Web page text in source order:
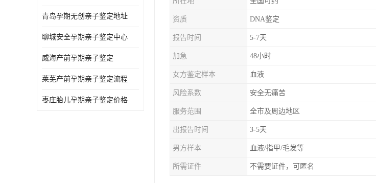
青岛孕期无创亲子鉴定地址
聊城安全孕期亲子鉴定中心
威海产前孕期亲子鉴定
莱芜产前孕期亲子鉴定流程
枣庄胎儿孕期亲子鉴定价格
资质 DNA鉴定
报告时间 5-7天
加急 48小时
女方鉴定样本 血液
风险系数 安全无痛苦
服务范围 全市及周边地区
出报告时间 3-5天
男方样本 血液/指甲/毛发等
所需证件 不需要证件，可匿名